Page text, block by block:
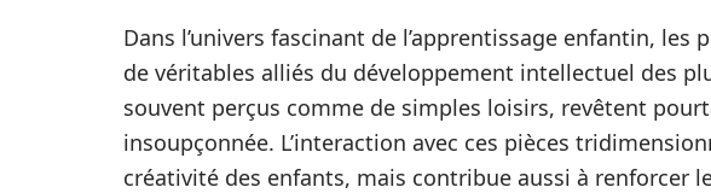
Dans l’univers fascinant de l’apprentissage enfantin, les
de véritables alliés du développement intellectuel des
souvent perçus comme de simples loisirs, revêtent
insoupçonnée. L’interaction avec ces pièces
créativité des enfants, mais contribue aussi à renforcer